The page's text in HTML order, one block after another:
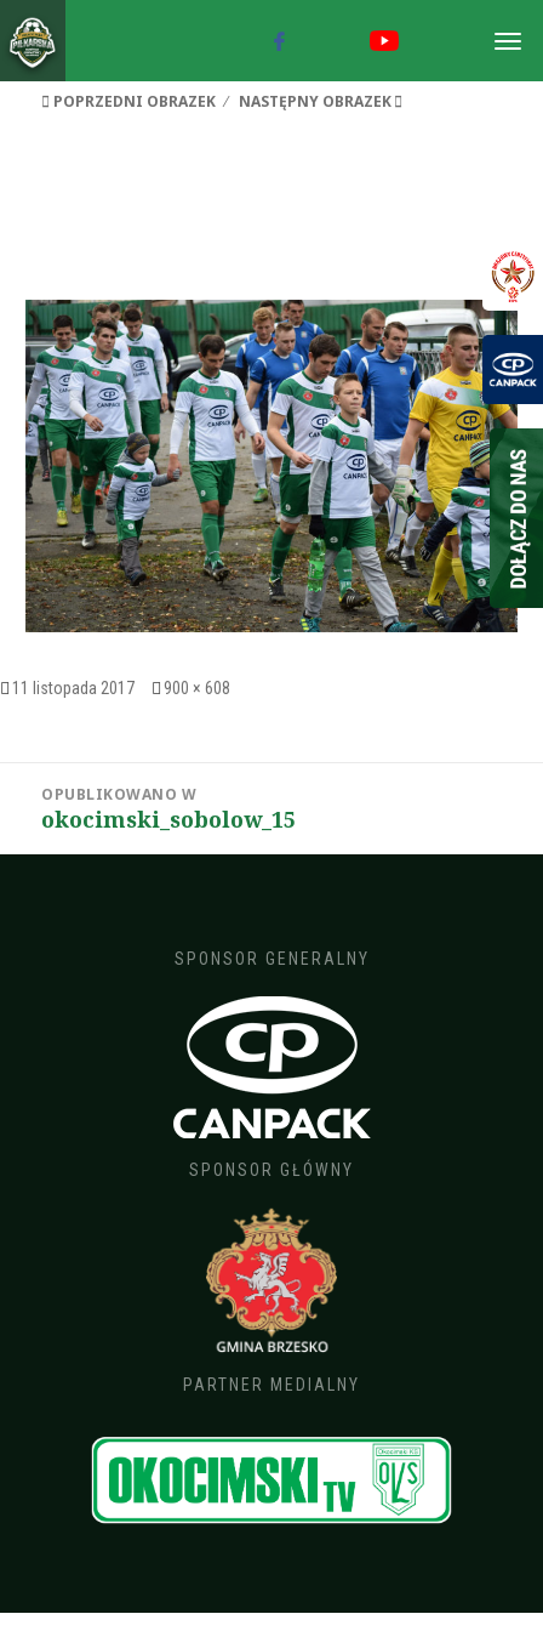
POPRZEDNI OBRAZEK NASTĘPNY OBRAZEK
Opublikowano
11 listopada 2017
Pełny
900 × 608
Nawigacja
wpisu
OPUBLIKOWANO W
okocimski_sobolow_15
SPONSOR GENERALNY
SPONSOR GŁÓWNY
PARTNER MEDIALNY